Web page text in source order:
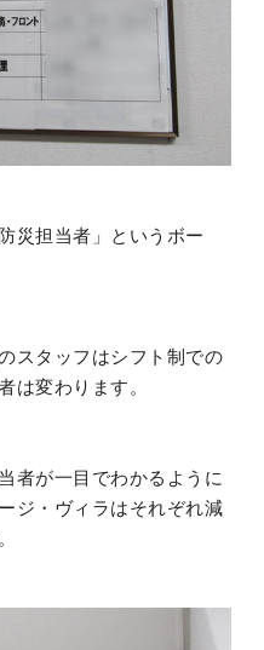
災担当者」というボー
スタッフはシフト制での
は変わります。
者が一目でわかるように
ジ・ヴィラはそれぞれ減